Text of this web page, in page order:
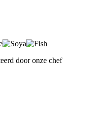
door onze chef